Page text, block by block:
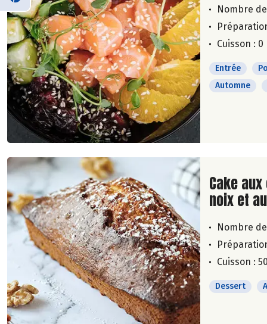
Nombre
Cuisson : 0
Entrée
Automne
Lire la
Cake
noix et
Nombre
Cuisson :
Dessert